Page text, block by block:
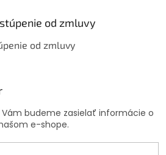
s
od zmluvy
od zmluvy
budeme zasielať informácie o
e-shope.